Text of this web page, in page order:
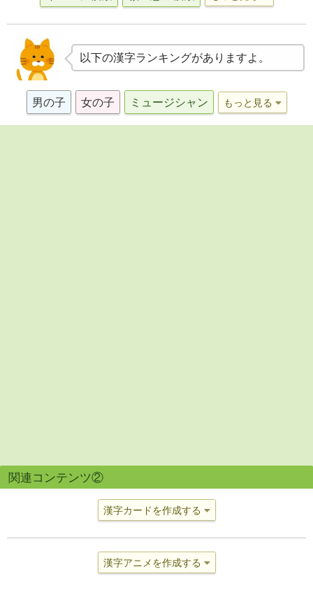
以下の漢字ランキングがありますよ。
男の子 女の子 ミュージシャン もっと見る
関連コンテンツ②
漢字カードを作成する
漢字アニメを作成する